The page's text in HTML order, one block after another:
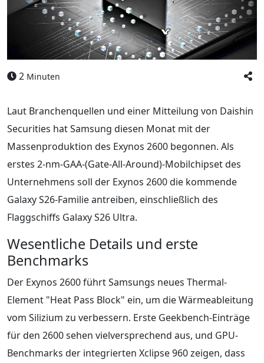
2 Minuten
Laut Branchenquellen und einer Mitteilung von Daishin
Securities hat Samsung diesen Monat mit der
Massenproduktion des Exynos 2600 begonnen. Als
erstes 2-nm-GAA-(Gate-All-Around)-Mobilchipset des
Unternehmens soll der Exynos 2600 die kommende
Galaxy S26-Familie antreiben, einschließlich des
Flaggschiffs Galaxy S26 Ultra.
Wesentliche Details und erste
Benchmarks
Der Exynos 2600 führt Samsungs neues Thermal-
Element "Heat Pass Block" ein, um die Wärmeableitung
vom Silizium zu verbessern. Erste Geekbench-Einträge
für den 2600 sehen vielversprechend aus, und GPU-
Benchmarks der integrierten Xclipse 960 zeigen, dass